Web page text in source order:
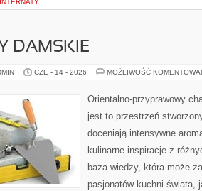
INTERNATY
DAMSKIE
CZE - 14 - 2026 MOŻLIWOŚĆ
Orientalno-przyprawowy
jest to przestrzeń
doceniają intensywne
kulinarne inspiracje z
baza wiedzy, która może
pasjonatów kuchni świata,